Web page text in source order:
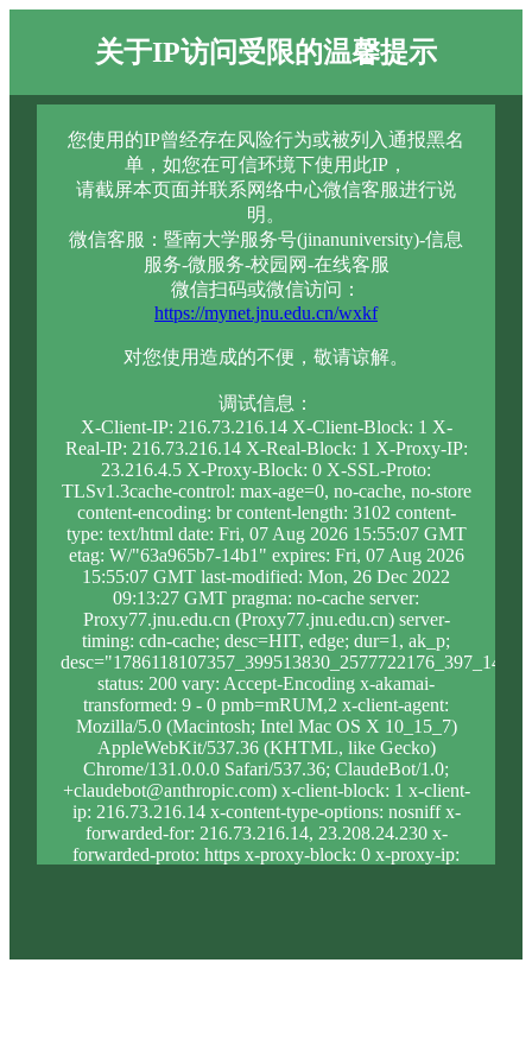
关于IP访问受限的温馨提示
您使用的IP曾经存在风险行为或被列入通报黑名
单，如您在可信环境下使用此IP，
请截屏本页面并联系网络中心微信客服进行说
明。
微信客服：暨南大学服务号(jinanuniversity)-信息
服务-微服务-校园网-在线客服
微信扫码或微信访问：
https://mynet.jnu.edu.cn/wxkf
对您使用造成的不便，敬请谅解。
调试信息：
X-Client-IP: 216.73.216.14 X-Client-Block: 1 X-
Real-IP: 216.73.216.14 X-Real-Block: 1 X-Proxy-IP:
23.216.4.5 X-Proxy-Block: 0 X-SSL-Proto:
TLSv1.3cache-control: max-age=0, no-cache, no-store
content-encoding: br content-length: 3102 content-
type: text/html date: Fri, 07 Aug 2026 15:55:07 GMT
etag: W/"63a965b7-14b1" expires: Fri, 07 Aug 2026
15:55:07 GMT last-modified: Mon, 26 Dec 2022
09:13:27 GMT pragma: no-cache server:
Proxy77.jnu.edu.cn (Proxy77.jnu.edu.cn) server-
timing: cdn-cache; desc=HIT, edge; dur=1, ak_p;
status: 200 vary: Accept-Encoding x-akamai-
transformed: 9 - 0 pmb=mRUM,2 x-client-agent:
Mozilla/5.0 (Macintosh; Intel Mac OS X 10_15_7)
AppleWebKit/537.36 (KHTML, like Gecko)
Chrome/131.0.0.0 Safari/537.36; ClaudeBot/1.0;
+claudebot@anthropic.com) x-client-block: 1 x-client-
ip: 216.73.216.14 x-content-type-options: nosniff x-
forwarded-for: 216.73.216.14, 23.208.24.230 x-
forwarded-proto: https x-proxy-block: 0 x-proxy-ip: